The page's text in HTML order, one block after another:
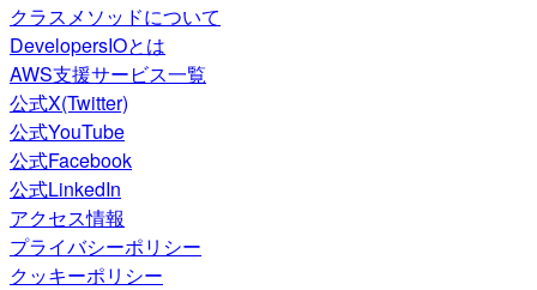
クラスメソッドについて
DevelopersIOとは
AWS支援サービス一覧
公式X(Twitter)
公式YouTube
公式Facebook
公式LinkedIn
アクセス情報
プライバシーポリシー
クッキーポリシー